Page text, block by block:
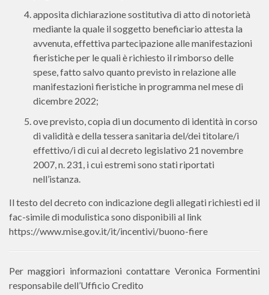
apposita dichiarazione sostitutiva di atto di notorietà
mediante la quale il soggetto beneficiario attesta la
avvenuta, effettiva partecipazione alle manifestazioni
fieristiche per le quali è richiesto il rimborso delle
spese, fatto salvo quanto previsto in relazione alle
manifestazioni fieristiche in programma nel mese di
dicembre 2022;
ove previsto, copia di un documento di identità in corso
di validità e della tessera sanitaria del/dei titolare/i
effettivo/i di cui al decreto legislativo 21 novembre
2007, n. 231, i cui estremi sono stati riportati
nell’istanza.
Il testo del decreto con indicazione degli allegati richiesti ed il
fac-simile di modulistica sono disponibili al link
https://www.mise.gov.it/it/incentivi/buono-fiere
Per maggiori informazioni contattare Veronica Formentini
responsabile dell’Ufficio Credito